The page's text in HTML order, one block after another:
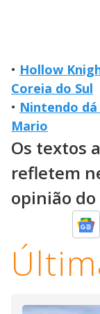
• Hollow
Coreia do Sul
• Nintendo dá
Mario
Os textos
refletem
opinião do